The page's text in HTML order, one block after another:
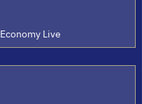
Economy Live